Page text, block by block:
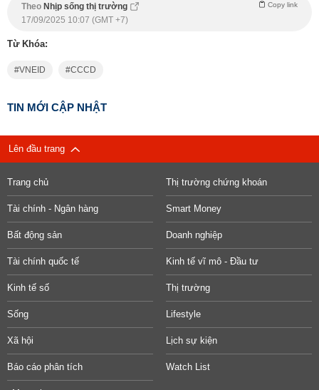
Theo Nhịp sống thị trường Copy link
17/09/2025 10:07 (GMT +7)
Từ Khóa:
VNEID CCCD
TIN MỚI CẬP NHẬT
Lên đầu trang
Trang chủ Thị trường chứng khoán
Tài chính - Ngân hàng Smart Money
Bất động sản Doanh nghiệp
Tài chính quốc tế Kinh tế vĩ mô - Đầu tư
Kinh tế số Thị trường
Sống Lifestyle
Xã hội Lịch sự kiện
Báo cáo phân tích Watch List